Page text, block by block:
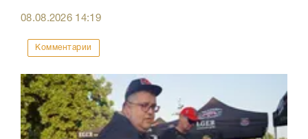
08.08.2026 14:19
Комментарии